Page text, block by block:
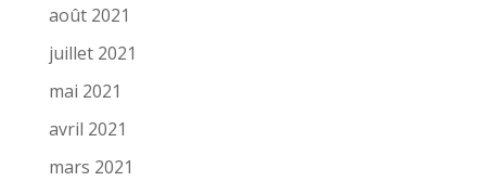
août 2021
juillet 2021
mai 2021
avril 2021
mars 2021